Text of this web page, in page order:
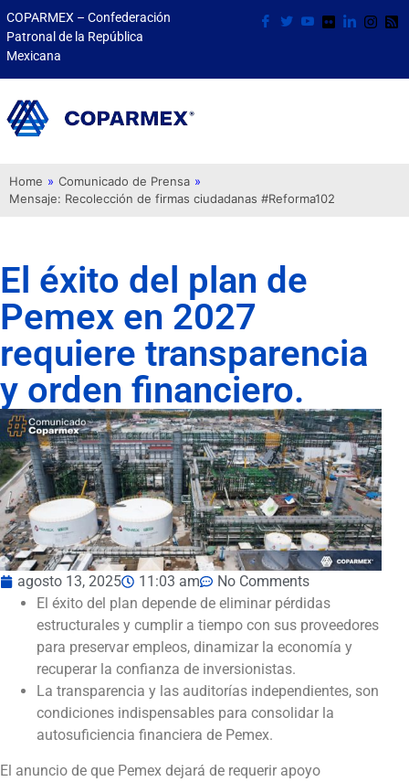
COPARMEX – Confederación
Patronal de la República
Mexicana
Home » Comunicado de Prensa »
Mensaje: Recolección de firmas ciudadanas #Reforma102
El éxito del plan de
Pemex en 2027
requiere transparencia
y orden financiero.
agosto 13, 2025 11:03 am
No Comments
El éxito del plan depende de eliminar pérdidas
estructurales y cumplir a tiempo con sus proveedores
para preservar empleos, dinamizar la economía y
recuperar la confianza de inversionistas.
La transparencia y las auditorías independientes, son
condiciones indispensables para consolidar la
autosuficiencia financiera de Pemex.
El anuncio de que Pemex dejará de requerir apoyo